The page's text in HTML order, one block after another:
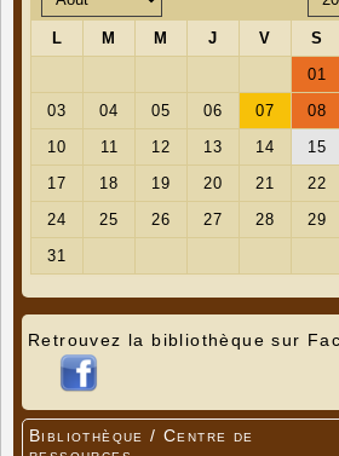
Retrouvez la bibliothèque sur
Bibliothèque / Centre de